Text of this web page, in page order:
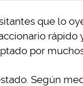
que lo
por
Según